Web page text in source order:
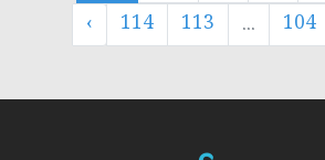
104
...
113
114
›